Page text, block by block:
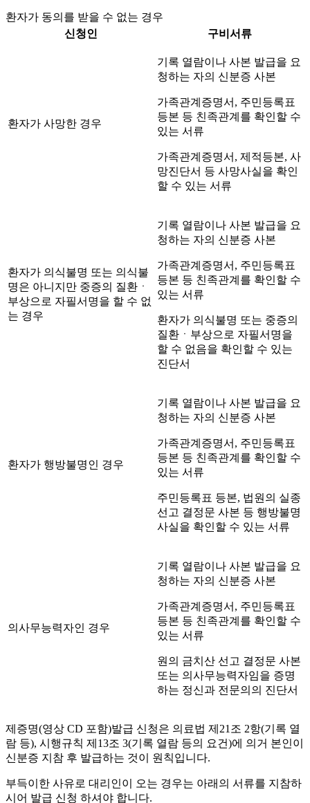
환자가 동의를 받을 수 없는 경우
신청인
구비서류
환자가 사망한 경우
기록 열람이나 사본 발급을 요
청하는 자의 신분증 사본
가족관계증명서, 주민등록표
등본 등 친족관계를 확인할 수
있는 서류
가족관계증명서, 제적등본, 사
망진단서 등 사망사실을 확인
할 수 있는 서류
환자가 의식불명 또는 의식불
명은 아니지만 중증의 질환ㆍ
부상으로 자필서명을 할 수 없
는 경우
기록 열람이나 사본 발급을 요
청하는 자의 신분증 사본
가족관계증명서, 주민등록표
등본 등 친족관계를 확인할 수
있는 서류
환자가 의식불명 또는 중증의
질환ㆍ부상으로 자필서명을
할 수 없음을 확인할 수 있는
진단서
환자가 행방불명인 경우
기록 열람이나 사본 발급을 요
청하는 자의 신분증 사본
가족관계증명서, 주민등록표
등본 등 친족관계를 확인할 수
있는 서류
주민등록표 등본, 법원의 실종
선고 결정문 사본 등 행방불명
사실을 확인할 수 있는 서류
의사무능력자인 경우
기록 열람이나 사본 발급을 요
청하는 자의 신분증 사본
가족관계증명서, 주민등록표
등본 등 친족관계를 확인할 수
있는 서류
원의 금치산 선고 결정문 사본
또는 의사무능력자임을 증명
하는 정신과 전문의의 진단서
제증명(영상 CD 포함)발급 신청은 의료법 제21조 2항(기록 열
람 등), 시행규칙 제13조 3(기록 열람 등의 요건)에 의거 본인이
신분증 지참 후 발급하는 것이 원칙입니다.
부득이한 사유로 대리인이 오는 경우는 아래의 서류를 지참하
시어 발급 신청 하셔야 합니다.